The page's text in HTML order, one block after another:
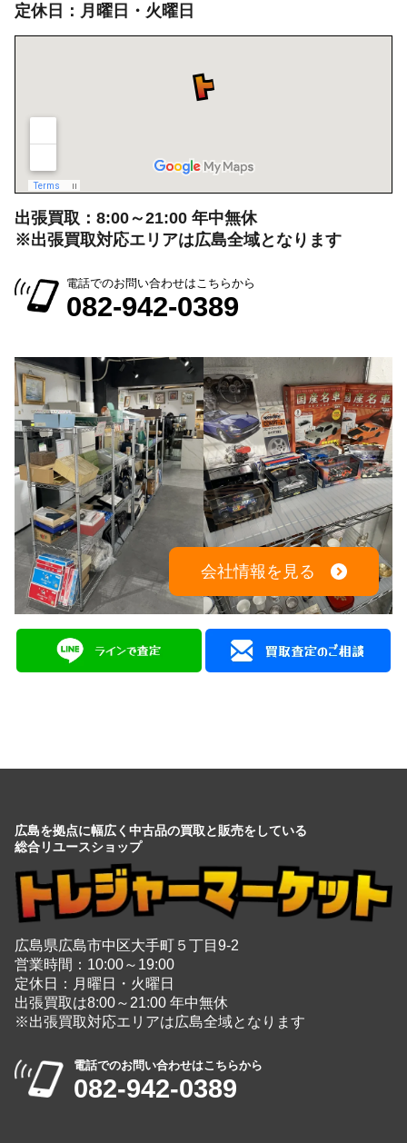
定休日：月曜日・火曜日
出張買取：8:00～21:00 年中無休
※出張買取対応エリアは広島全域となります
電話でのお問い合わせはこちらから
082-942-0389
会社情報を見る
広島を拠点に幅広く中古品の買取と販売をしている
総合リユースショップ
広島県広島市中区大手町５丁目9-2
営業時間：10:00～19:00
定休日：月曜日・火曜日
出張買取は8:00～21:00 年中無休
※出張買取対応エリアは広島全域となります
電話でのお問い合わせはこちらから
082-942-0389